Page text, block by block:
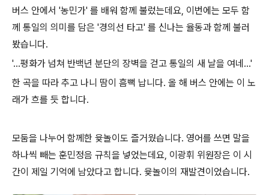
버스 안에서 '농민가' 를 배워 함께 불렀는데요, 이번에는 모두 함
께 통일의 의미를 담은 '경의선 타고' 를 신나는 율동과 함께 불러
봤습니다.
'...평화가 넘쳐 반백년 분단의 장벽을 걷고 통일의 새 날을 여네...'
한 곡을 따라 추고 나니 땀이 흠뻑 납니다. 올 해 버스 안에는 이 노
래가 흐를 듯 합니다.
모둠을 나누어 함께한 윷놀이도 즐거웠습니다. 영어를 쓰면 말을
하나씩 빼는 훈민정음 규칙을 넣었는데요, 이광휘 위원장은 이 시
간이 제일 기억에 남았다고 합니다. 윷놀이의 재발견이었습니다.